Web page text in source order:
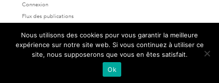
Connexion
Flux des publications
Site de WordPress-FR
Nous utilisons des cookies pour vous garantir la meilleure
expérience sur notre site web. Si vous continuez à utiliser ce
site, nous supposerons que vous en êtes satisfait.
Ok